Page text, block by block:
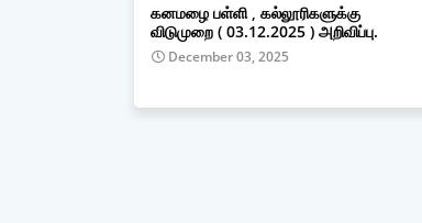
கனமழை பள்ளி , கல்லூரிகளுக்கு
விடுமுறை ( 03.12.2025 ) அறிவிப்பு.
December 03, 2025